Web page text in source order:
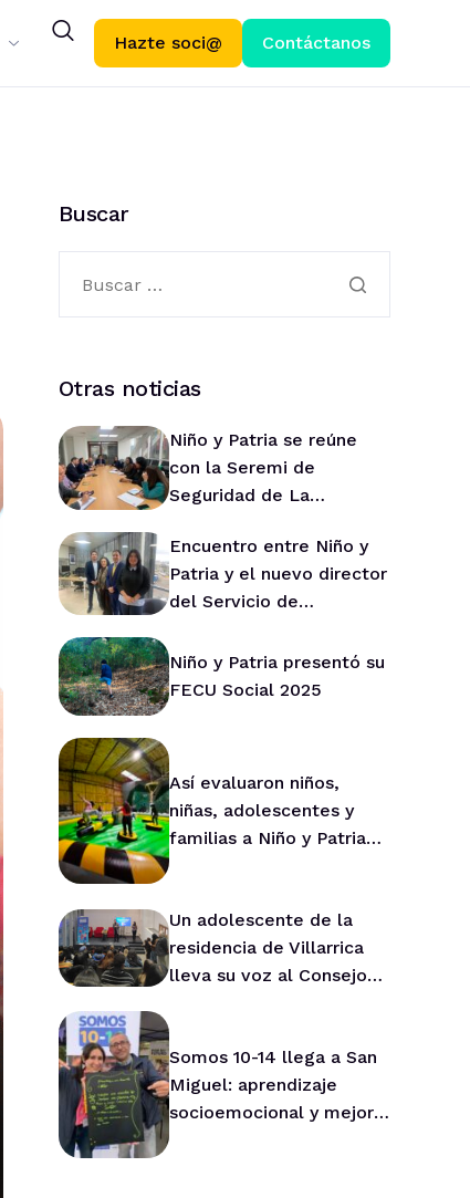
Hazte soci@ Contáctanos
Buscar
Otras noticias
Niño y Patria se reúne
con la Seremi de
Seguridad de La
la prevención en la
región
Encuentro entre Niño y
Patria y el nuevo director
del Servicio de
Araucanía marca ruta de
trabajo conjunto
Niño y Patria presentó su
FECU Social 2025
Así evaluaron niños,
niñas, adolescentes y
familias a Niño y Patria
Un adolescente de la
residencia de Villarrica
lleva su voz al Consejo
Somos 10-14 llega a San
Miguel: aprendizaje
socioemocional y mejor